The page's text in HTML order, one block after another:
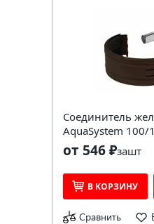
Соединитель
AquaSystem 100/
от 546 ₽зашт
В КОРЗИНУ
Сравнить